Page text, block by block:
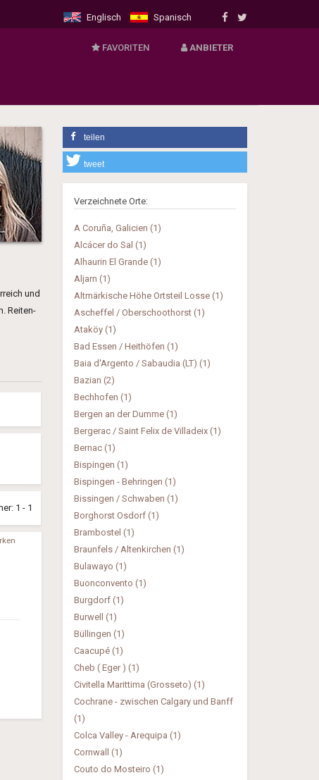
Englisch Spanisch
FAVORITEN ANBIETER
VERMIETER
und
Reiten-
1 - 1
teilen
tweet
Verzeichnete Orte:
A Coruña, Galicien (1)
Alcácer do Sal (1)
Alhaurin El Grande (1)
Aljarn (1)
Altmärkische Höhe Ortsteil Losse (1)
Ascheffel / Oberschoothorst (1)
Ataköy (1)
Bad Essen / Heithöfen (1)
Baia d'Argento / Sabaudia (LT) (1)
Bazian (2)
Bechhofen (1)
Bergen an der Dumme (1)
Bergerac / Saint Felix de Villadeix (1)
Bernac (1)
Bispingen (1)
Bispingen - Behringen (1)
Bissingen / Schwaben (1)
Borghorst Osdorf (1)
Brambostel (1)
Braunfels / Altenkirchen (1)
Bulawayo (1)
Buonconvento (1)
Burgdorf (1)
Burwell (1)
Büllingen (1)
Caacupé (1)
Cheb ( Eger ) (1)
Civitella Marittima (Grosseto) (1)
Cochrane - zwischen Calgary und Banff
(1)
Colca Valley - Arequipa (1)
Cornwall (1)
Couto do Mosteiro (1)